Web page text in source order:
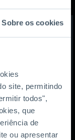
Sobre os cookies
site, permitindo
todos",
que
de
ou apresentar